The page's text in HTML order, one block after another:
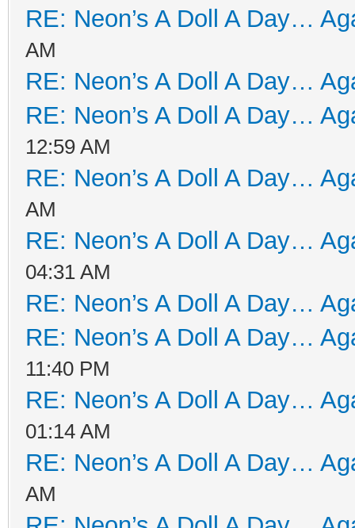
RE: Neon’s A Doll A Day…
AM
RE: Neon’s A Doll A Day…
RE: Neon’s A Doll A Day…
12:59 AM
RE: Neon’s A Doll A Day…
AM
RE: Neon’s A Doll A Day…
04:31 AM
RE: Neon’s A Doll A Day…
RE: Neon’s A Doll A Day…
11:40 PM
RE: Neon’s A Doll A Day…
01:14 AM
RE: Neon’s A Doll A Day…
AM